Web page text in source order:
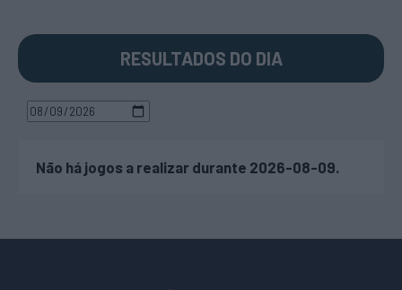
RESULTADOS DO DIA
Não há jogos a realizar durante 2026-08-09.